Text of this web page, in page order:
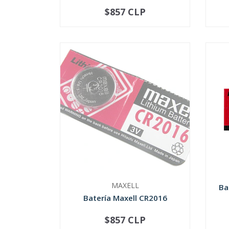
+
$857 CLP
MAXELL
Batería Maxell CR2016
NOT AVAILABLE
$857 CLP